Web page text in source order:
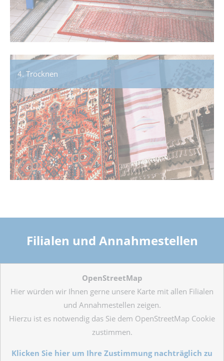
4. Trocknen
Filialen und Annahmestellen
OpenStreetMap
Hier würden wir Ihnen gerne unsere Karte mit allen Filialen
und Annahmestellen zeigen.
Hierzu ist es notwendig das Sie dem OpenStreetMap Cookie
zustimmen.
Klicken Sie hier um Ihre Zustimmung nachträglich zu